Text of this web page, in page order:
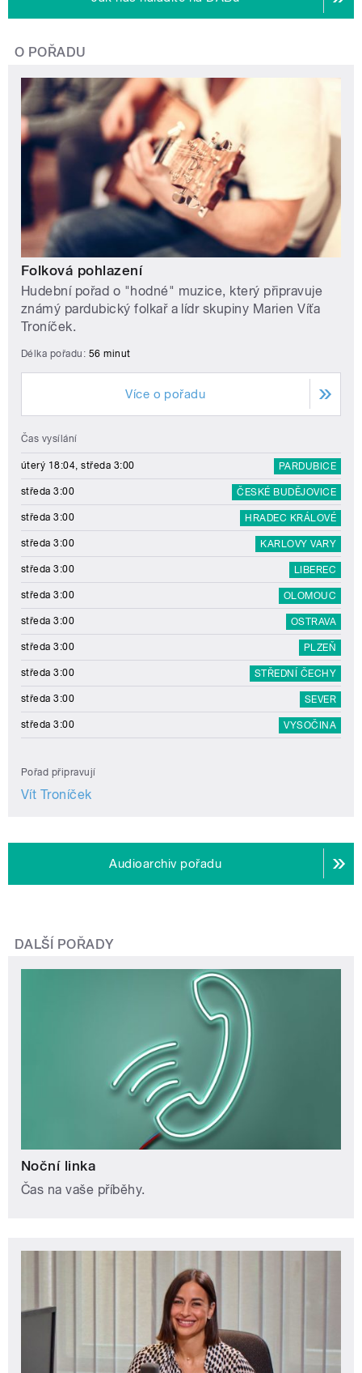
O POŘADU
Folková pohlazení
Hudební pořad o "hodné" muzice, který připravuje
známý pardubický folkař a lídr skupiny Marien Víťa
Troníček.
Délka pořadu: 56 minut
Více o pořadu
Čas vysílání
úterý 18:04, středa 3:00 PARDUBICE
středa 3:00 ČESKÉ BUDĚJOVICE
středa 3:00 HRADEC KRÁLOVÉ
středa 3:00 KARLOVY VARY
středa 3:00 LIBEREC
středa 3:00 OLOMOUC
středa 3:00 OSTRAVA
středa 3:00 PLZEŇ
středa 3:00 STŘEDNÍ ČECHY
středa 3:00 SEVER
středa 3:00 VYSOČINA
Pořad připravují
Vít Troníček
Audioarchiv pořadu
DALŠÍ POŘADY
Noční linka
Čas na vaše příběhy.